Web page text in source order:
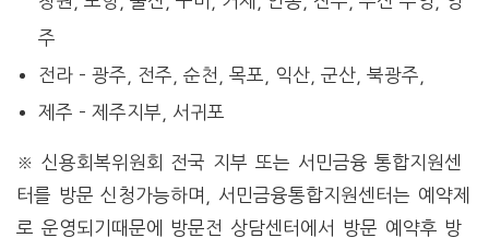
주
전라 – 광주, 전주, 순천, 목포, 익산, 군산, 북광주,
제주 – 제주지부, 서귀포
※ 신용회복위원회 전국 지부 또는 서민금융 통합지원센
터를 방문 신청가능하며, 서민금융통합지원센터는 예약제
로 운영되기때문에 방문전 상담센터에서 방문 예약후 방